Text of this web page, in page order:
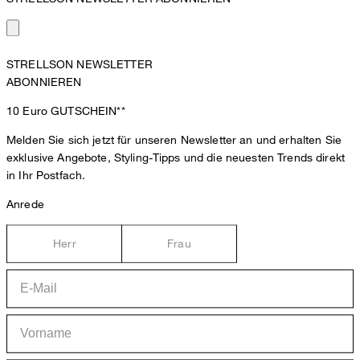
STRELLSON NEWSLETTER
ABONNIEREN
10 EuroGUTSCHEIN**
Melden Sie sich jetzt für unseren Newsletter an und erhalten Sie
exklusive Angebote, Styling-Tipps und die neuesten Trends direkt
in Ihr Postfach.
Anrede
Herr Frau